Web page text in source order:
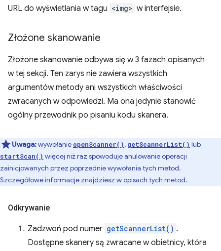
URL do wyświetlania w tagu <img> w interfejsie.
Złożone skanowanie
Złożone skanowanie odbywa się w 3 fazach opisanych
w tej sekcji. Ten zarys nie zawiera wszystkich
argumentów metody ani wszystkich właściwości
zwracanych w odpowiedzi. Ma ona jedynie stanowić
ogólny przewodnik po pisaniu kodu skanera.
Uwaga:wywołanie openScanner(), getScannerList() lub
startScan() więcej niż raz spowoduje anulowanie operacji
zainicjowanych przez poprzednie wywołania tych metod.
Szczegółowe informacje znajdziesz w opisach tych metod.
Odkrywanie
Zadzwoń pod numer getScannerList() .
Dostępne skanery są zwracane w obietnicy, która